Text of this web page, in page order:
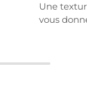
Une
vous